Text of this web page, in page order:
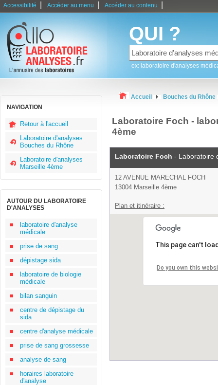
Accessibilité Accéder au menu Accéder au contenu
QUI ?
ex: laboratoire d'analyses
NAVIGATION
Retour à l'accueil
Laboratoire d'analyses
Bouches du Rhône
Laboratoire d'analyses
Marseille 4ème
AUTOUR DU LABORATOIRE
D'ANALYSES
laboratoire d'analyse
médicale
prise de sang
dépistage sida
laboratoire de biologie
médicale
bilan sanguin
centre de dépistage du
sida
centre d'analyse médicale
prise de sang grossesse
analyse de sang
horaires laboratoire
d'analyse
Accueil Bouches du Rhône
Laboratoire Foch -
4ème
Laboratoire Foch - Laboratoire
12 AVENUE MARECHAL FOCH
13004 Marseille 4ème
Plan et itinéraire :
This page can't
Do you own this